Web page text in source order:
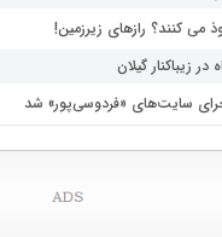
می کنند؟ رازهای زیرزمین!
زیباکنار گیلان
سایت‌های «فردوسی‌پور» شد